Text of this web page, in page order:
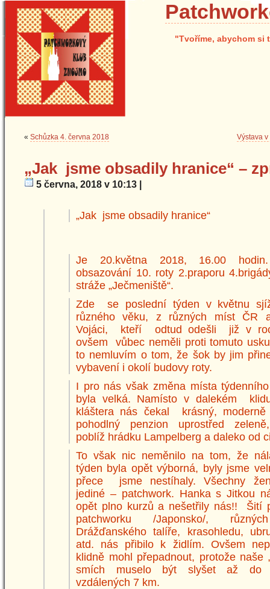
"Tvoříme, abychom si
« Schůzka 4. června 2018 Výstava
„Jak jsme obsadily hranice“ –
5 června, 2018 v 10:13 |
„Jak jsme obsadily hranice“
Je 20.května 2018, 16.00
obsazování 10. roty 2.praporu
stráže „Ječmeniště“.
Zde se poslední týden v květnu
různého věku, z různých míst ČR
Vojáci, kteří odtud odešli již v
ovšem vůbec neměli proti tomuto
to nemluvím o tom, že šok by jim
vybavení i okolí budovy roty.
I pro nás však změna místa
byla velká. Namísto v dalekém
kláštera nás čekal krásný, moderně
pohodlný penzion uprostřed
poblíž hrádku Lampelberg a daleko od
To však nic neměnilo na tom, že
týden byla opět výborná, byly jsme
přece jsme nestíhaly. Všechny
jediné – patchwork. Hanka s Jitkou
opět plno kurzů a nešetřily nás!! Šití
patchworku /Japonsko/,
Drážďanského talíře, krasohledu,
atd. nás přibilo k židlím. Ovšem
klidně mohl přepadnout, protože naše
smích muselo být slyšet až do
vzdálených 7 km.